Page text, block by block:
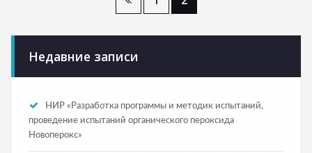
Недавние записи
НИР «Разработка программы и методик испытаний,
проведение испытаний органического пероксида
Новоперокс»